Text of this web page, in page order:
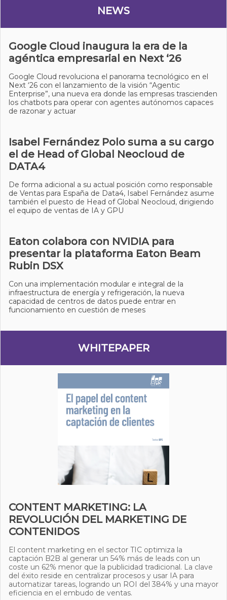
NEWS
Google Cloud inaugura la era de la
agéntica empresarial en Next ‘26
Google Cloud revoluciona el panorama tecnológico en el
Next ‘26 con el lanzamiento de la visión “Agentic
Enterprise”, una nueva era donde las empresas trascienden
los chatbots para operar con agentes autónomos capaces
de razonar y actuar
Isabel Fernández Polo suma a su cargo
el de Head of Global Neocloud de
DATA4
De forma adicional a su actual posición como responsable
de Ventas para España de Data4, Isabel Fernández asume
también el puesto de Head of Global Neocloud, dirigiendo
el equipo de ventas de IA y GPU
Eaton colabora con NVIDIA para
presentar la plataforma Eaton Beam
Rubin DSX
Con una implementación modular e integral de la
infraestructura de energía y refrigeración, la nueva
capacidad de centros de datos puede entrar en
funcionamiento en cuestión de meses
WHITEPAPER
CONTENT MARKETING: LA
REVOLUCIÓN DEL MARKETING DE
CONTENIDOS
El content marketing en el sector TIC optimiza la
captación B2B al generar un 54% más de leads con un
coste un 62% menor que la publicidad tradicional. La clave
del éxito reside en centralizar procesos y usar IA para
automatizar tareas, logrando un ROI del 384% y una mayor
eficiencia en el embudo de ventas.